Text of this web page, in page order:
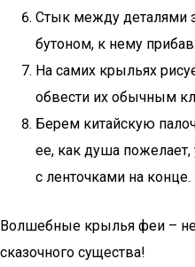
Стык между деталями
бутоном, к нему
На самих крыльях
обвести их обычным
Берем китайскую
ее, как душа
с ленточками на конце.
Волшебные крылья феи –
сказочного существа!